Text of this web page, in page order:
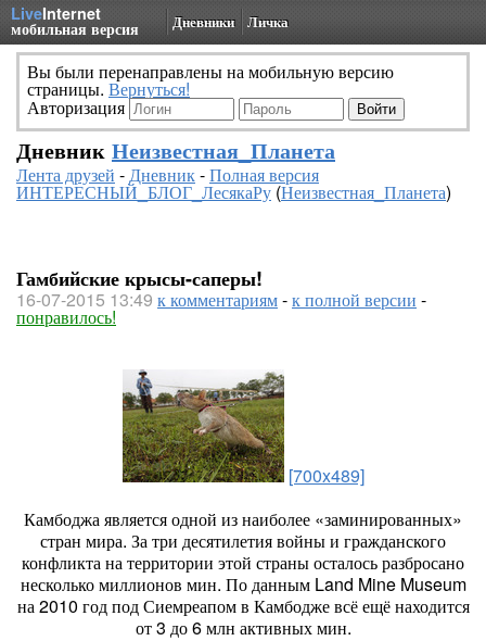
LiveInternet
мобильная версия Дневники Личка
Вы были перенаправлены на мобильную версию
страницы. Вернуться!
Авторизация
Дневник Неизвестная_Планета
Лента друзей -Дневник-Полная версия
ИНТЕРЕСНЫЙ_БЛОГ_ЛесякаРу(Неизвестная_Планета)
Гамбийские крысы-саперы!
16-07-2015 13:49 к комментариям-к полной версии -
понравилось!
[700x489]
Камбоджа является одной из наиболее «заминированных»
стран мира. За три десятилетия войны и гражданского
конфликта на территории этой страны осталось разбросано
несколько миллионов мин. По данным Land Mine Museum
на 2010 год под Сиемреапом в Камбодже всё ещё находится
от 3 до 6 млн активных мин.